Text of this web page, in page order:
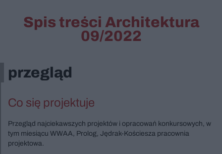
Spis treści Architektura
09/2022
przegląd
Co się projektuje
Przegląd najciekawszych projektów i opracowań konkursowych, w
tym miesiącu WWAA, Prolog, Jędrak-Kościesza pracownia
projektowa.